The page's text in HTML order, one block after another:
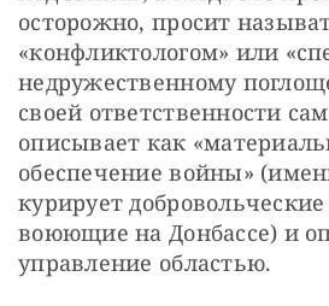
осторожно, просит
«конфликтологом» или
недружественному
своей ответственности
описывает как
обеспечение войны»
курирует
воюющие на Донбассе) и
управление областью.